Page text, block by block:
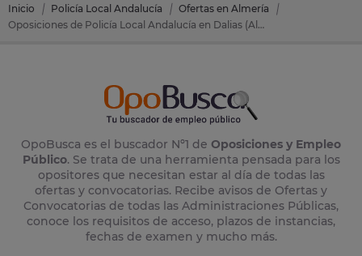
Inicio Policía Local Andalucía
Ofertas en Almería
Oposiciones de Policía Local Andalucía en Dalias (Almería)
OpoBusca es el buscador Nº1 de Oposiciones y Empleo
Público. Se trata de una herramienta pensada para los
opositores que necesitan estar al día de todas las
ofertas y convocatorias. Recibe avisos de Ofertas y
Convocatorias de todas las Administraciones Públicas,
conoce los requisitos de acceso, plazos de instancias,
fechas de examen y mucho más.